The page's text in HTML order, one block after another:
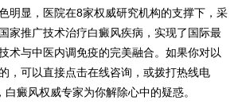
明显，医院在8家权威研究机构的支撑下，采
家推广技术治疗白癜风疾病，实现了国际最
术与中医内调免疫的完美融合。如果你对以
，可以直接点击在线咨询，或拨打热线电
癜风权威专家为你解除心中的疑惑。